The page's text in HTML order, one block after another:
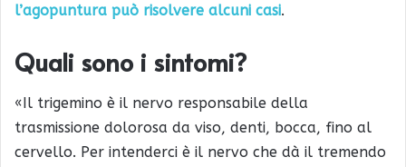
l’agopuntura può risolvere alcuni casi.
Quali sono i sintomi?
«Il trigemino è il nervo responsabile della
trasmissione dolorosa da viso, denti, bocca, fino al
cervello. Per intenderci è il nervo che dà il tremendo